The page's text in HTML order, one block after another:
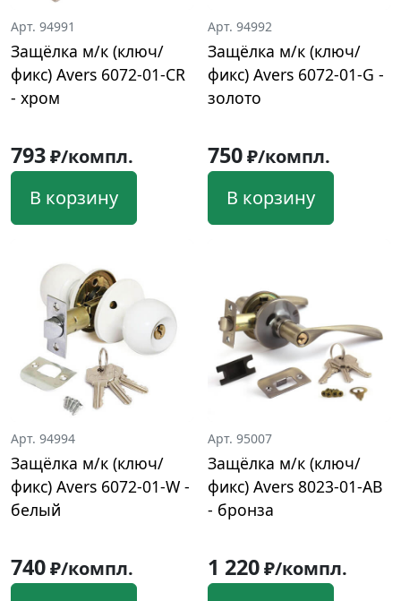
Арт. 94991
Защёлка м/к (ключ/
фикс) Avers 6072-01-CR
- хром
793₽/компл.
В корзину
Арт. 94992
Защёлка м/к (ключ/
фикс) Avers 6072-01-G -
золото
750₽/компл.
В корзину
Арт. 94994
Защёлка м/к (ключ/
фикс) Avers 6072-01-W -
белый
740₽/компл.
Арт. 95007
Защёлка м/к (ключ/
фикс) Avers 8023-01-AB
- бронза
1 220₽/компл.